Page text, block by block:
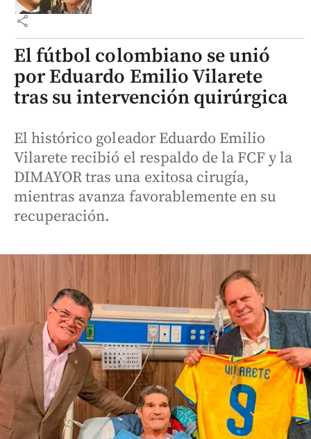
share
El fútbol colombiano se unió
por Eduardo Emilio Vilarete
tras su intervención quirúrgica
El histórico goleador Eduardo Emilio
Vilarete recibió el respaldo de la FCF y la
DIMAYOR tras una exitosa cirugía,
mientras avanza favorablemente en su
recuperación.